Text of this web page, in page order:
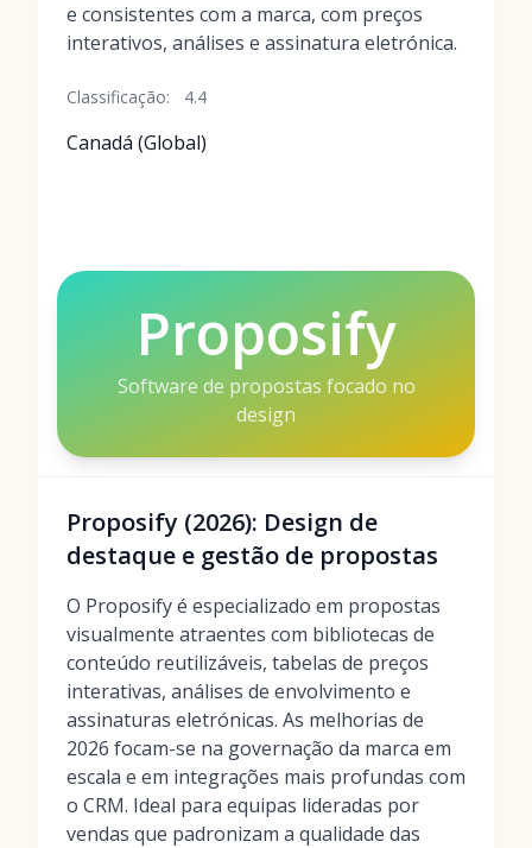
e consistentes com a marca, com preços
interativos, análises e assinatura eletrónica.
Classificação: 4.4
Canadá (Global)
Proposify
Software de propostas focado no
design
Proposify (2026): Design de
destaque e gestão de propostas
O Proposify é especializado em propostas
visualmente atraentes com bibliotecas de
conteúdo reutilizáveis, tabelas de preços
interativas, análises de envolvimento e
assinaturas eletrónicas. As melhorias de
2026 focam-se na governação da marca em
escala e em integrações mais profundas com
o CRM. Ideal para equipas lideradas por
vendas que padronizam a qualidade das